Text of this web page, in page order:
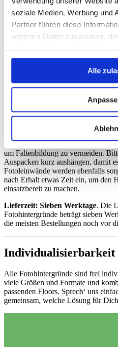
soziale Medien, Werbung und
Partner führen diese
weiteren Daten zusammen,
haben oder die sie im
gesammelt haben.
Alle
Knicke zu vermeiden. Vinyl-
aufgerollt und trocken gelagert.
gerollt, jedoch mit einem
gelagert werden, um Druckstellen zu
Befestigung im Studio
Beide Materialien lassen sich
auf eine glatte Aufhängung, um
können. Fotoleinwände profitieren
Spannung, damit die Struktur zur
Unsere Fotohintergründe werden
um Faltenbildung zu vermeiden.
Auspacken kurz aushängen, damit
Fotoleinwände werden ebenfalls
nach Erhalt etwas Zeit ein, um den
einsatzbereit zu machen.
Lieferzeit: Sieben Werktage. Die
Fotohintergründe beträgt sieben
die meisten Bestellungen noch vor
Individualisierbarkeit
Alle Fotohintergründe sind frei
viele Größen und Formate und
passenden Floors. Sprech‘ uns
gemeinsam, welche Lösung für